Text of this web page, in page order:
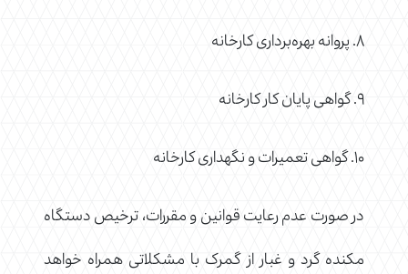
۸. پروانه بهره‌برداری کارخانه
۹. گواهی پایان کار کارخانه
۱۰. گواهی تعمیرات و نگهداری کارخانه
در صورت عدم رعایت قوانین و مقررات، ترخیص دستگاه
مکنده گرد و غبار از گمرک با مشکلاتی همراه خواهد